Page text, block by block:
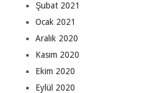
Şubat 2021
Ocak 2021
Aralık 2020
Kasım 2020
Ekim 2020
Eylül 2020